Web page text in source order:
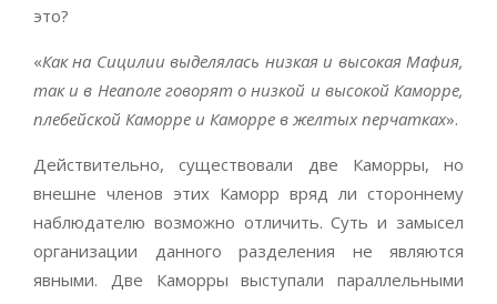
это?
«Как на Сицилии выделялась низкая и высокая Мафия,
так и в Неаполе говорят о низкой и высокой Каморре,
плебейской Каморре и Каморре в желтых перчатках».
Действительно, существовали две Каморры, но
внешне членов этих Каморр вряд ли стороннему
наблюдателю возможно отличить. Суть и замысел
организации данного разделения не являются
явными. Две Каморры выступали параллельными